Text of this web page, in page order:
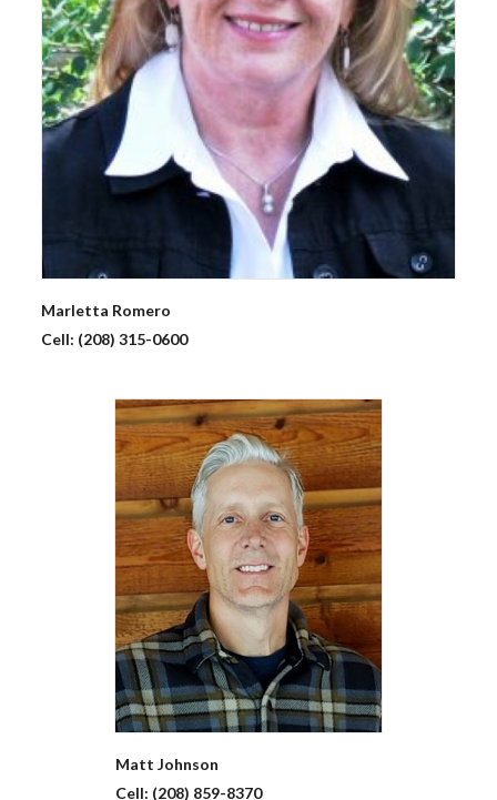
Marletta Romero
Cell: (208) 315-0600
Matt Johnson
Cell: (208) 859-8370